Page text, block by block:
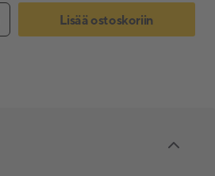
Lisää ostoskoriin